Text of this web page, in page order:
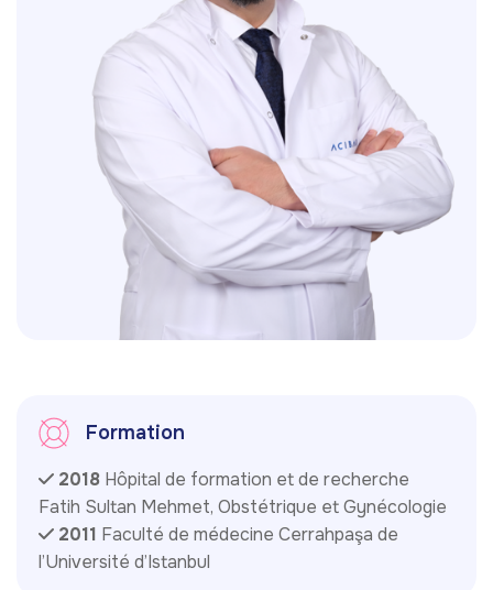
Formation
2018 Hôpital de formation et de recherche
Fatih Sultan Mehmet, Obstétrique et Gynécologie
2011 Faculté de médecine Cerrahpaşa de
l’Université d’Istanbul